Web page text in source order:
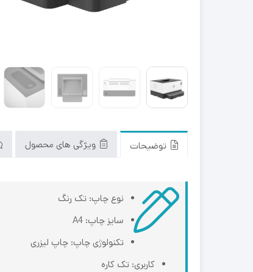
توضیحات ویژگی های محصول
نوع چاپ: تک رنگ
سایز چاپ: A4
تکنولوژی چاپ: چاپ لیزری
کاربری: تک کاره